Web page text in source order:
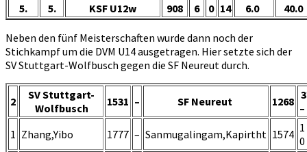
5.
5. KSF U12w 908 6 0 14 6.0 40.0
Neben den fünf Meisterschaften wurde dann noch der
Stichkampf um die DVM U14 ausgetragen. Hier setzte sich der
SV Stuttgart-Wolfbusch gegen die SF Neureut durch.
2
SV Stuttgart-
Wolfbusch
1531 – SF Neureut 1268
1 Zhang,Yibo 1777 – Sanmugalingam,Kapirtht 1574 0